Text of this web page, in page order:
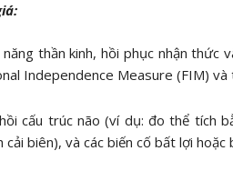
năng thần kinh, hồi phục nhận
Independence Measure (FIM)
cấu trúc não (ví dụ: đo thể tích
biên), và các biến cố bất lợi hoặc